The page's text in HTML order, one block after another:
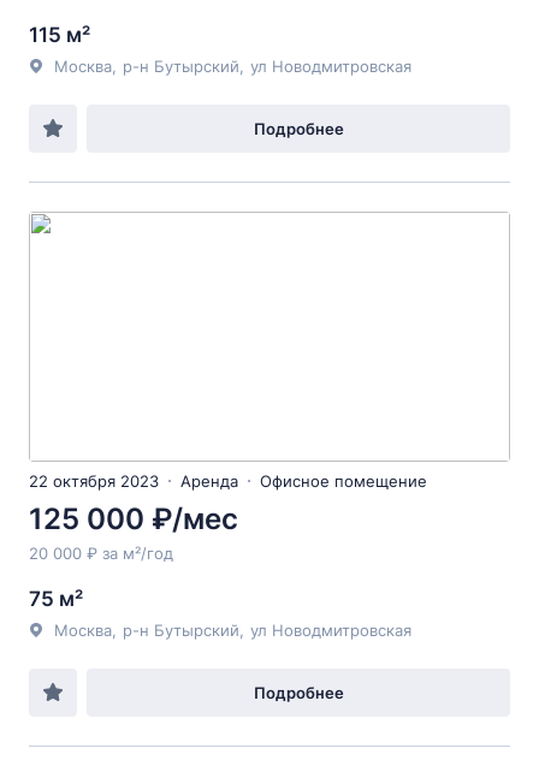
115 м²
Москва р-н Бутырский ул Новодмитровская
Подробнее
22 октября 2023 Аренда Офисное помещение
125 000 ₽/мес
20 000 ₽ за м²/год
75 м²
Москва р-н Бутырский ул Новодмитровская
Подробнее